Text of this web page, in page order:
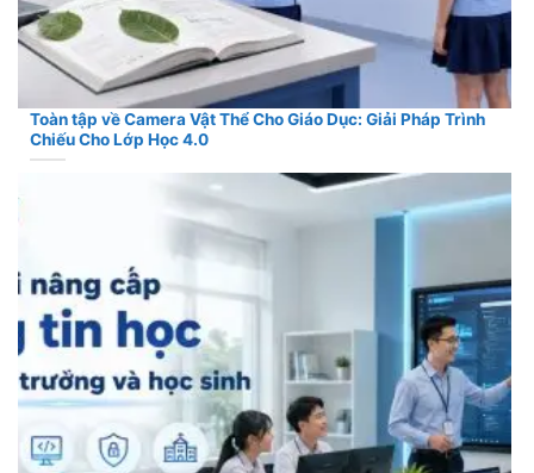
Toàn tập về Camera Vật Thể Cho Giáo Dục: Giải Pháp Trình
Chiếu Cho Lớp Học 4.0